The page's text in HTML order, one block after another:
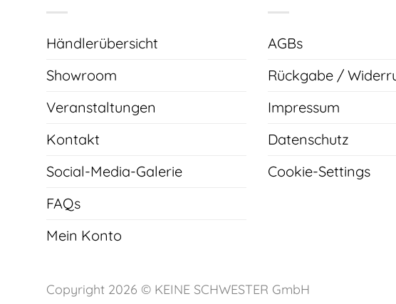
Händlerübersicht
Showroom
Veranstaltungen
Kontakt
Social-Media-Galerie
FAQs
Mein Konto
AGBs
Rückgabe /
Impressum
Datenschutz
Cookie-Settings
Copyright 2026 © KEINE SCHWESTER GmbH